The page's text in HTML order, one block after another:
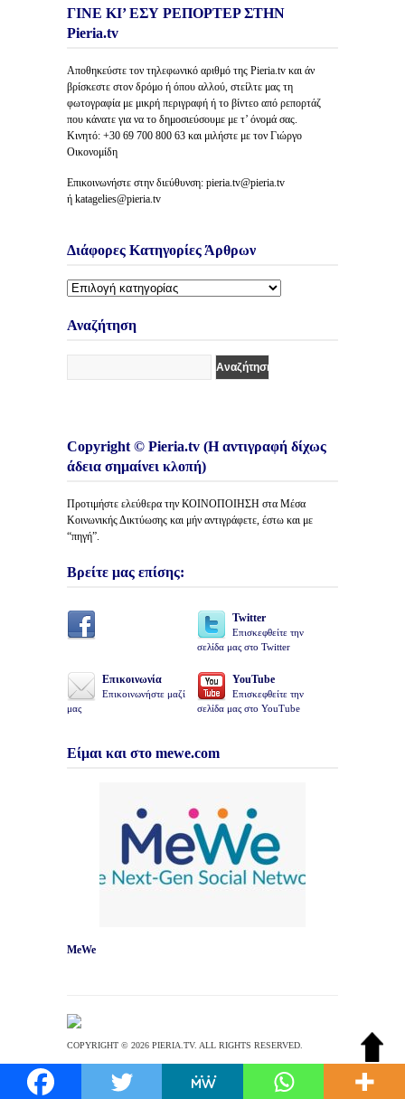
ΓΙΝΕ ΚΙ’ ΕΣΥ ΡΕΠΟΡΤΕΡ ΣΤΗΝ
Pieria.tv
Αποθηκεύστε τον τηλεφωνικό αριθμό της Pieria.tv και άν
βρίσκεστε στον δρόμο ή όπου αλλού, στείλτε μας τη
φωτογραφία με μικρή περιγραφή ή το βίντεο από ρεπορτάζ
που κάνατε για να το δημοσιεύσουμε με τ’ όνομά σας.
Κινητό: +30 69 700 800 63 και μιλήστε με τον Γιώργο
Οικονομίδη
Επικοινωνήστε στην διεύθυνση: pieria.tv@pieria.tv
ή katagelies@pieria.tv
Διάφορες Κατηγορίες Άρθρων
Διάφορες
Άρθρων
Αναζήτηση
Copyright © Pieria.tv (Η αντιγραφή δίχως
άδεια σημαίνει κλοπή)
Προτιμήστε ελεύθερα την ΚΟΙΝΟΠΟΙΗΣΗ στα Μέσα
Κοινωνικής Δικτύωσης και μήν αντιγράφετε, έστω και με
“πηγή”.
Βρείτε μας επίσης:
Twitter
Επισκεφθείτε την
σελίδα μας στο Twitter
Επικοινωνία
Επικοινωνήστε μαζί
μας
YouTube
Επισκεφθείτε την
σελίδα μας στο YouTube
Είμαι και στο mewe.com
MeWe
COPYRIGHT © 2026 PIERIA.TV. ALL RIGHTS RESERVED.